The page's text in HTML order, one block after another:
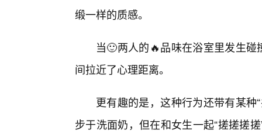
缎一样的质感。
当🙂两人的🔥品味在浴室里发生
间拉近了心理距离。
更有趣的是，这种行为还带有某种
步于洗面奶，但在和女生一起“搓搓搓